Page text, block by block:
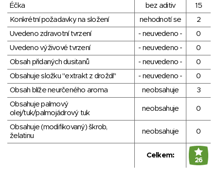
Éčka bez aditiv
15
Konkrétní požadavky na složení
nehodnotí se
2
Uvedeno zdravotní tvrzení
- neuvedeno -
0
Uvedeno výživové tvrzení
- neuvedeno -
0
Obsah přidaných dusitanů
- neuvedeno -
0
Obsahuje složku "extrakt z droždí"
- neuvedeno -
0
Obsah blíže neurčeného aroma
neobsahuje
3
Obsahuje palmový
olej/tuk/palmojádrový tuk
neobsahuje 0
Obsahuje (modifikovaný) škrob,
želatinu
neobsahuje 0
Celkem:
26